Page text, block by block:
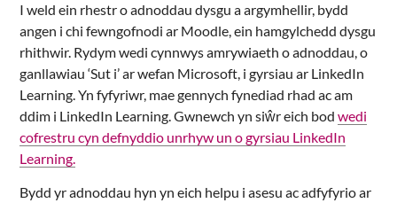
I weld ein rhestr o adnoddau dysgu a argymhellir, bydd
angen i chi fewngofnodi ar Moodle, ein hamgylchedd dysgu
rhithwir. Rydym wedi cynnwys amrywiaeth o adnoddau, o
ganllawiau ‘Sut i’ ar wefan Microsoft, i gyrsiau ar LinkedIn
Learning. Yn fyfyriwr, mae gennych fynediad rhad ac am
ddim i LinkedIn Learning. Gwnewch yn siŵr eich bodwedi
cofrestru cyn defnyddio unrhyw un o gyrsiau LinkedIn
Learning.
Bydd yr adnoddau hyn yn eich helpu i asesu ac adfyfyrio ar